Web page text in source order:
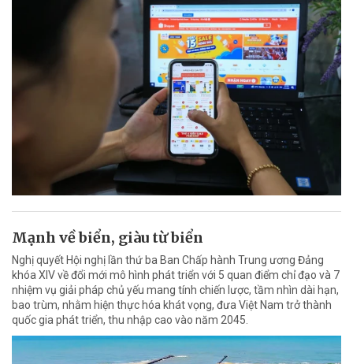
Mạnh về biển, giàu từ biển
Nghị quyết Hội nghị lần thứ ba Ban Chấp hành Trung ương Đảng
khóa XIV về đổi mới mô hình phát triển với 5 quan điểm chỉ đạo và 7
nhiệm vụ giải pháp chủ yếu mang tính chiến lược, tầm nhìn dài hạn,
bao trùm, nhằm hiện thực hóa khát vọng, đưa Việt Nam trở thành
quốc gia phát triển, thu nhập cao vào năm 2045.